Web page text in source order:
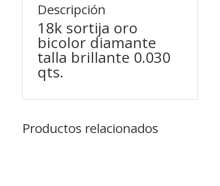
Descripción
18k sortija oro
bicolor diamante
talla brillante 0.030
qts.
Productos relacionados